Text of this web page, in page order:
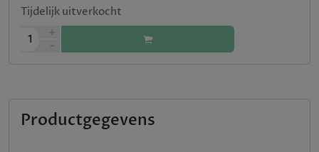
Tijdelijk uitverkocht
1
+
-
Productgegevens